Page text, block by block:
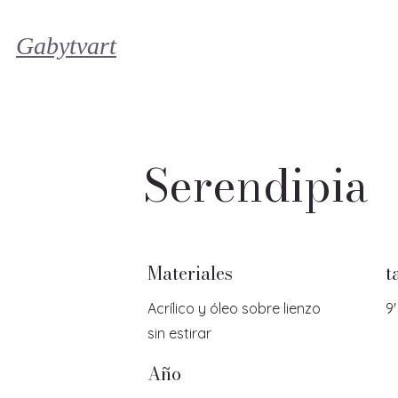
Gabytvart
Serendipia
Materiales
Acrílico y óleo sobre lienzo
sin estirar
Año